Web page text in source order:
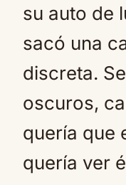
su auto de
sacó una
discreta.
oscuros,
quería que
quería ver